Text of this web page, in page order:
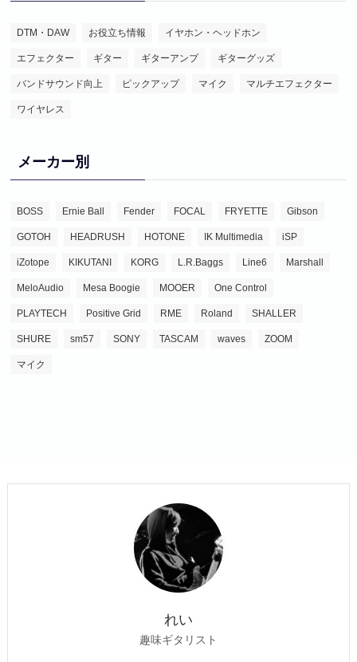
DTM・DAW お役立ち情報 イヤホン・ヘッドホン
エフェクター ギター ギターアンプ ギターグッズ
バンドサウンド向上 ピックアップ マイク マルチエフェクター
ワイヤレス
メーカー別
BOSS Ernie Ball Fender FOCAL FRYETTE Gibson
GOTOH HEADRUSH HOTONE IK Multimedia iSP
iZotope KIKUTANI KORG L.R.Baggs Line6 Marshall
MeloAudio Mesa Boogie MOOER One Control
PLAYTECH Positive Grid RME Roland SHALLER
SHURE sm57 SONY TASCAM waves ZOOM
マイク
れい
趣味ギタリスト